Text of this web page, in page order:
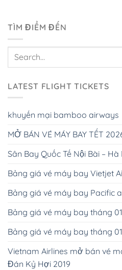
TÌM ĐIỂM ĐẾN
LATEST FLIGHT TICKETS
khuyến mại bamboo airways
MỞ BÁN VÉ MÁY BAY TẾT
Sân Bay Quốc Tế Nội Bài –
Bảng giá vé máy bay Vietjet
Bảng giá vé máy bay Pacific
Bảng giá vé máy bay tháng
Bảng giá vé máy bay tháng
Vietnam Airlines mở bán vé
Đán Kỷ Hợi 2019